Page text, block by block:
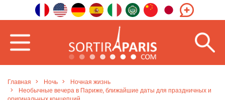
Главная Ночь
Ночная жизнь
Необычные вечера в Париже, ближайшие даты для праздничных и